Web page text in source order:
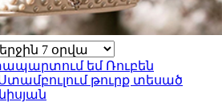
եմ Ռուբեն
թուրք տեսած